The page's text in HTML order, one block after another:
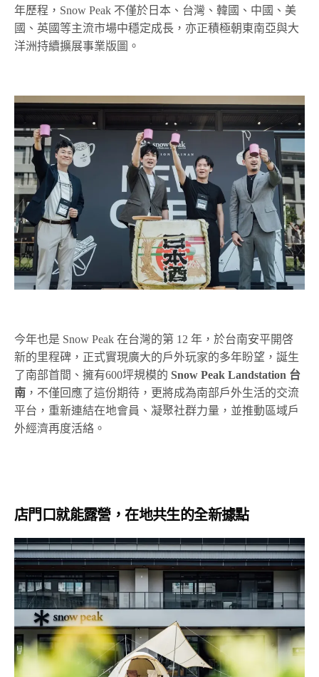
年歷程，Snow Peak 不僅於日本、台灣、韓國、中國、美
國、英國等主流市場中穩定成長，亦正積極朝東南亞與大
洋洲持續擴展事業版圖。
今年也是 Snow Peak 在台灣的第 12 年，於台南安平開啓
新的里程碑，正式實現廣大的戶外玩家的多年盼望，誕生
了南部首間、擁有600坪規模的Snow Peak Landstation 台
南 ，不僅回應了這份期待，更將成為南部戶外生活的交流
平台，重新連結在地會員、凝聚社群力量，並推動區域戶
外經濟再度活絡。
店門口就能露營，在地共生的全新據點